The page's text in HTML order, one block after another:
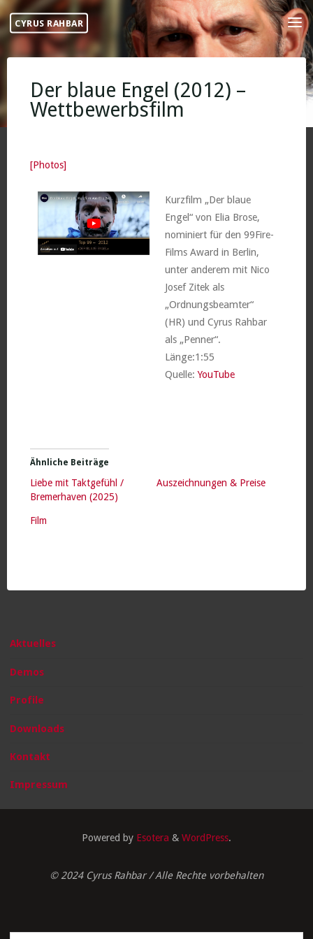
Skip
content
CYRUS RAHBAR
Der blaue Engel (2012) –
Wettbewerbsfilm
[Photos]
Kurzfilm „Der blaue
Engel“ von Elia Brose,
nominiert für den 99Fire-
Films Award in Berlin,
unter anderem mit Nico
Josef Zitek als
„Ordnungsbeamter“
(HR) und Cyrus Rahbar
als „Penner“.
Länge:1:55
Quelle:YouTube
Ähnliche Beiträge
Liebe mit Taktgefühl /
Bremerhaven (2025)
Auszeichnungen & Preise
Film
Aktuelles
Demos
Profile
Downloads
Kontakt
Impressum
Powered by Esotera & WordPress.
© 2024 Cyrus Rahbar / Alle Rechte vorbehalten